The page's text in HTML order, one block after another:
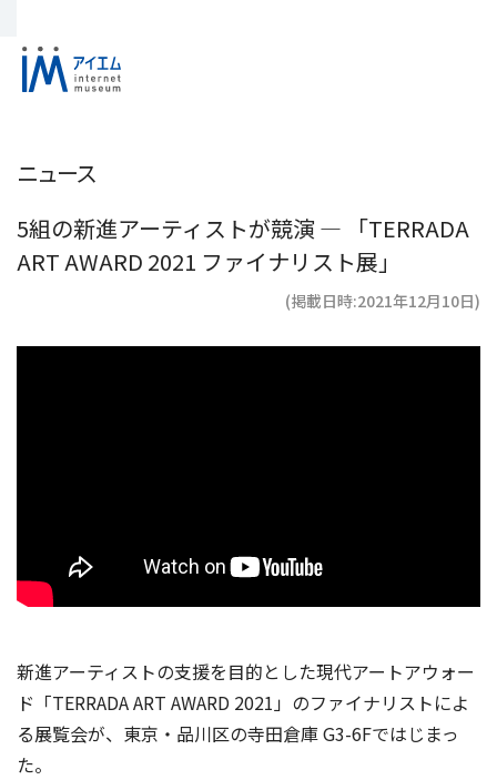
ニュース
5組の新進アーティストが競演 ― 「TERRADA
ART AWARD 2021 ファイナリスト展」
(掲載日時:2021年12月10日)
新進アーティストの支援を目的とした現代アートアウォー
ド「TERRADA ART AWARD 2021」のファイナリストによ
る展覧会が、東京・品川区の寺田倉庫 G3-6Fではじまっ
た。